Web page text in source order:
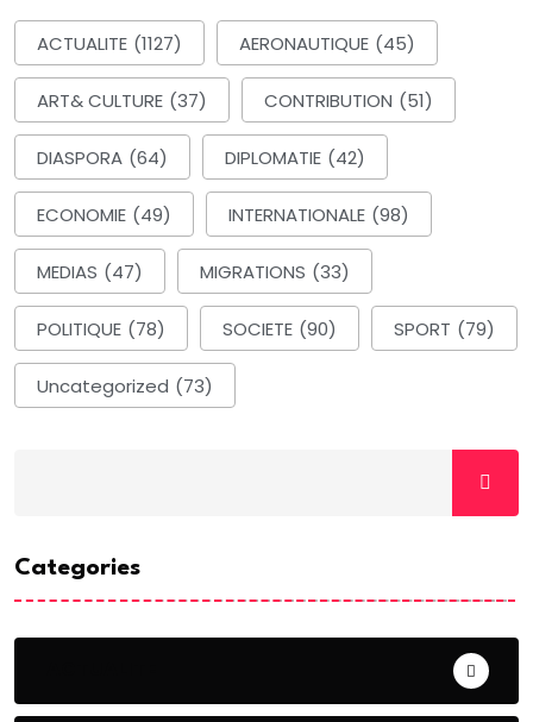
ACTUALITE (1127) AERONAUTIQUE (45)
ART& CULTURE (37) CONTRIBUTION (51)
DIASPORA (64) DIPLOMATIE (42)
ECONOMIE (49) INTERNATIONALE (98)
MEDIAS (47) MIGRATIONS (33)
POLITIQUE (78) SOCIETE (90) SPORT (79)
Uncategorized (73)
Categories